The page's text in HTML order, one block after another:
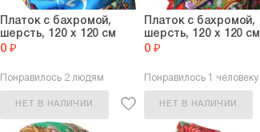
Платок с бахромой,
шерсть, 120 х 120 см
0 ₽
Понравилось 2 людям
НЕТ В НАЛИЧИИ
Платок с бахромой,
шерсть, 120 х 120 см
0 ₽
Понравилось 1 человеку
НЕТ В НАЛИЧИИ